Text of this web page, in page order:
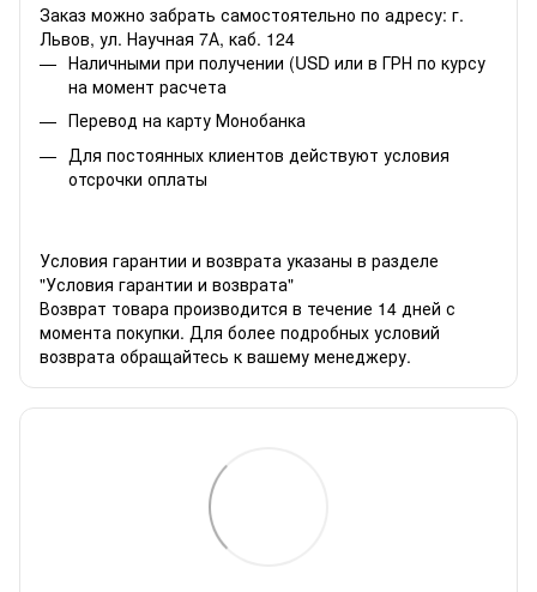
Заказ можно забрать самостоятельно по адресу: г.
Львов, ул. Научная 7А, каб. 124
Наличными при получении (USD или в ГРН по курсу
на момент расчета
Перевод на карту Монобанка
Для постоянных клиентов действуют условия
отсрочки оплаты
Условия гарантии и возврата указаны в разделе
"Условия гарантии и возврата"
Возврат товара производится в течение 14 дней с
момента покупки. Для более подробных условий
возврата обращайтесь к вашему менеджеру.